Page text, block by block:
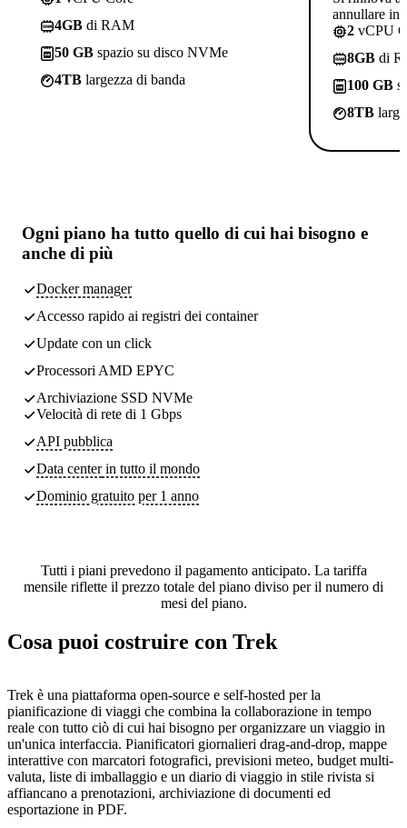
4GB di RAM
50 GB spazio su disco NVMe
4TB largezza di banda
annullare in
2 vCPU
8GB di
100 GB
8TB
Ogni piano ha tutto quello di cui hai bisogno e
anche di più
Docker manager
Accesso rapido ai registri dei container
Update con un click
Processori AMD EPYC
Archiviazione SSD NVMe
Velocità di rete di 1 Gbps
API pubblica
Data centerin tutto il mondo
Dominio gratuito per 1 anno
Tutti i piani prevedono il pagamento anticipato. La tariffa
mensile riflette il prezzo totale del piano diviso per il numero di
mesi del piano.
Cosa puoi costruire con Trek
Trek è una piattaforma open-source e self-hosted per la
pianificazione di viaggi che combina la collaborazione in tempo
reale con tutto ciò di cui hai bisogno per organizzare un viaggio in
un'unica interfaccia. Pianificatori giornalieri drag-and-drop, mappe
interattive con marcatori fotografici, previsioni meteo, budget multi-
valuta, liste di imballaggio e un diario di viaggio in stile rivista si
affiancano a prenotazioni, archiviazione di documenti ed
esportazione in PDF.